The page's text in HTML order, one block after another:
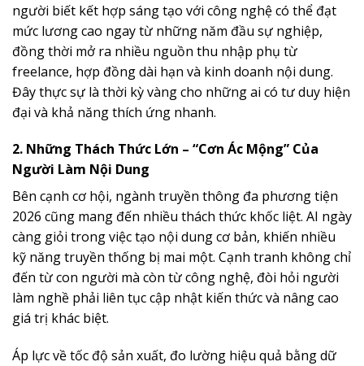
người biết kết hợp sáng tạo với công nghệ có thể đạt
mức lương cao ngay từ những năm đầu sự nghiệp,
đồng thời mở ra nhiều nguồn thu nhập phụ từ
freelance, hợp đồng dài hạn và kinh doanh nội dung.
Đây thực sự là thời kỳ vàng cho những ai có tư duy hiện
đại và khả năng thích ứng nhanh.
2. Những Thách Thức Lớn – “Cơn Ác Mộng” Của
Người Làm Nội Dung
Bên cạnh cơ hội, ngành truyền thông đa phương tiện
2026 cũng mang đến nhiều thách thức khốc liệt. AI ngày
càng giỏi trong việc tạo nội dung cơ bản, khiến nhiều
kỹ năng truyền thống bị mai một. Cạnh tranh không chỉ
đến từ con người mà còn từ công nghệ, đòi hỏi người
làm nghề phải liên tục cập nhật kiến thức và nâng cao
giá trị khác biệt.
Áp lực về tốc độ sản xuất, đo lường hiệu quả bằng dữ